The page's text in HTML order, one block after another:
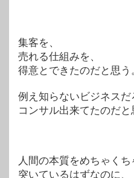
集客を、
売れる仕組みを、
得意とできたのだと思う
例え知らないビジネスだ
コンサル出来てたのだと
人間の本質をめちゃくち
突いているはずなのに、